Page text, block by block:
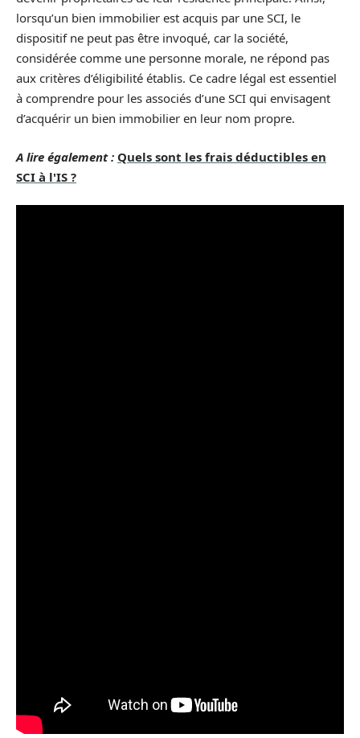
lorsqu’un bien immobilier est acquis par une SCI, le
dispositif ne peut pas être invoqué, car la société,
considérée comme une personne morale, ne répond pas
aux critères d’éligibilité établis. Ce cadre légal est essentiel
à comprendre pour les associés d’une SCI qui envisagent
d’acquérir un bien immobilier en leur nom propre.
A lire également : Quels sont les frais déductibles en
SCI à l'IS ?